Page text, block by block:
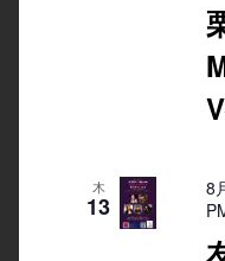
木
13
8